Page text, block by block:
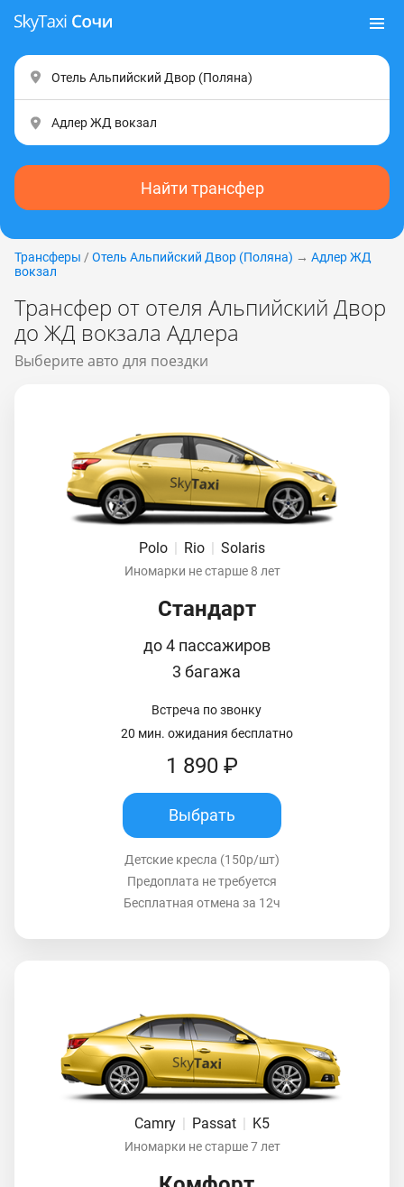
Найти трансфер
Трансферы / Отель Альпийский Двор (Пoлянa) → Адлер ЖД
вокзал
Трансфер от отеля Альпийский Двор
до ЖД вокзала Адлера
Выберите авто для поездки
Polo | Rio | Solaris
Иномарки не старше 8 лет
Стандарт
до 4 пассажиров
3 багажа
Встреча по звонку
20 мин. ожидания бесплатно
1 890 ₽
Выбрать
Детские кресла (150р/шт)
Предоплата не требуется
Бесплатная отмена за 12ч
Camry Passat K5
Иномарки не старше 7 лет